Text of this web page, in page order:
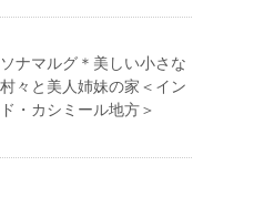
ソナマルグ＊美しい小さな
村々と美人姉妹の家＜イン
ド・カシミール地方＞